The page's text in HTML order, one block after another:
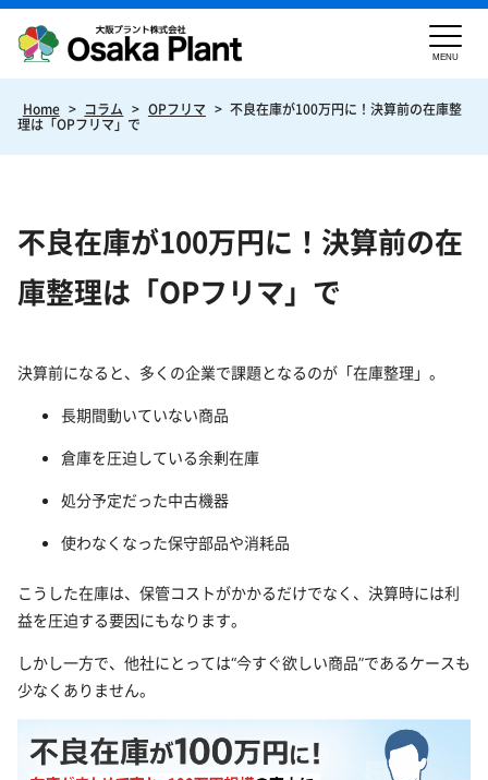
MENU
Home > コラム > OPフリマ > 不良在庫が100万円に！決算前の在庫整
理は「OPフリマ」で
不良在庫が100万円に！決算前の在
庫整理は「OPフリマ」で
決算前になると、多くの企業で課題となるのが「在庫整理」。
長期間動いていない商品
倉庫を圧迫している余剰在庫
処分予定だった中古機器
使わなくなった保守部品や消耗品
こうした在庫は、保管コストがかかるだけでなく、決算時には利
益を圧迫する要因にもなります。
しかし一方で、他社にとっては“今すぐ欲しい商品”であるケースも
少なくありません。